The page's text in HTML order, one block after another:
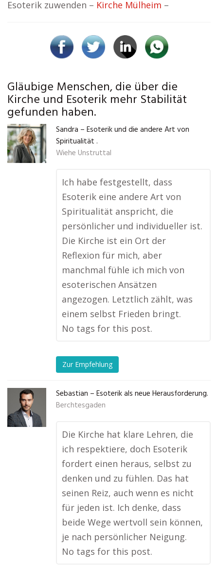
Esoterik zuwenden – Kirche Mülheim –
Gläubige Menschen, die über die
Kirche und Esoterik mehr Stabilität
gefunden haben.
Sandra – Esoterik und die andere Art von
Spiritualität .
Wiehe Unstruttal
Ich habe festgestellt, dass
Esoterik eine andere Art von
Spiritualität anspricht, die
persönlicher und individueller ist.
Die Kirche ist ein Ort der
Reflexion für mich, aber
manchmal fühle ich mich von
esoterischen Ansätzen
angezogen. Letztlich zählt, was
einem selbst Frieden bringt.
No tags for this post.
Zur Empfehlung
Sebastian – Esoterik als neue Herausforderung.
Berchtesgaden
Die Kirche hat klare Lehren, die
ich respektiere, doch Esoterik
fordert einen heraus, selbst zu
denken und zu fühlen. Das hat
seinen Reiz, auch wenn es nicht
für jeden ist. Ich denke, dass
beide Wege wertvoll sein können,
je nach persönlicher Neigung.
No tags for this post.